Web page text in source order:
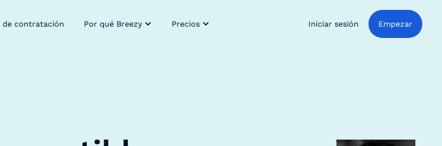
de contratación Por qué Breezy Precios Iniciar sesión Empezar